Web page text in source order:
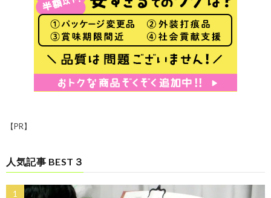
【PR】
人気記事 BEST３